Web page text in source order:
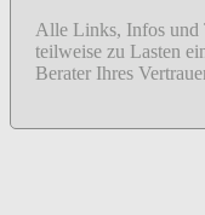
Alle Links, Infos und
teilweise zu Lasten
Berater Ihres